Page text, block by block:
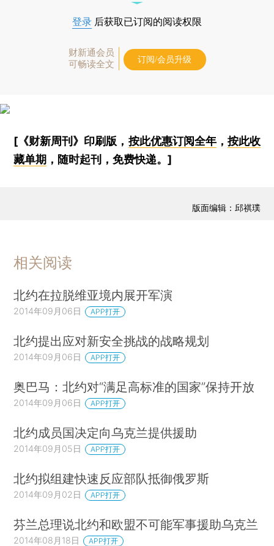
登录 后获取已订阅的阅读权限
财新通会员
可畅读全文
订阅/会员升级
[《财新周刊》印刷版， 按此优惠订阅全年， 按此收
藏单期 ，随时起刊，免费快递。]
版面编辑：邱祺璞
相关阅读
北约在拉脱维亚境内展开军演
2014年09月06日 APP打开
北约提出应对新安全挑战的战略规划
2014年09月06日 APP打开
奥巴马：北约对“满足高标准的国家”保持开放
2014年09月06日 APP打开
北约成员国决定向乌克兰提供援助
2014年09月05日 APP打开
北约拟组建快速反应部队抵御俄罗斯
2014年09月02日 APP打开
芬兰总理说北约和欧盟不可能军事援助乌克兰
2014年08月18日 APP打开